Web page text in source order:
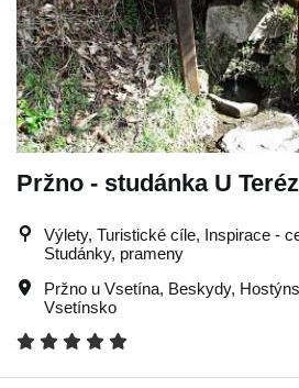
Pržno - studánka U
Výlety, Turistické cíle, Inspirace -
Studánky, prameny
Pržno u Vsetína, Beskydy,
Vsetínsko